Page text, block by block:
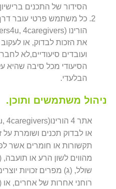
הסידור של התכנים
את הזכות לבדוק, או
ועובדים סיעודיים,לא
הסיעודי מכל סיבה שהיא
הבלעדי.
ניהול משתמשים ותוכן.
או לבדוק תכנים ושומרת
תקשורות או חומרים אשר
מהווים לשון הרע או
שולל, (ג) מפרים זכויות
רוחני אחרות של אחרים, או